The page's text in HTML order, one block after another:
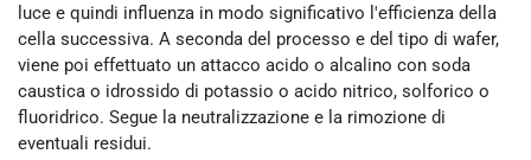
luce e quindi influenza in modo significativo l'efficienza della
cella successiva. A seconda del processo e del tipo di wafer,
viene poi effettuato un attacco acido o alcalino con soda
caustica o idrossido di potassio o acido nitrico, solforico o
fluoridrico. Segue la neutralizzazione e la rimozione di
eventuali residui.